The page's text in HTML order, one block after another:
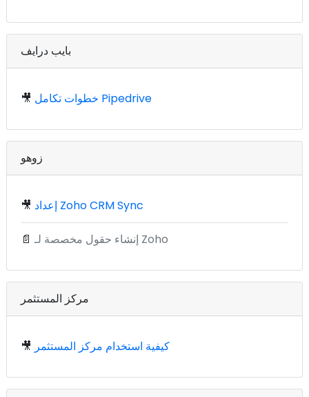
بايب درايف
🎥 خطوات تكامل Pipedrive
زوهو
🎥 إعداد Zoho CRM Sync
📄 إنشاء حقول مخصصة لـ Zoho
مركز المستثمر
🎥 كيفية استخدام مركز المستثمر